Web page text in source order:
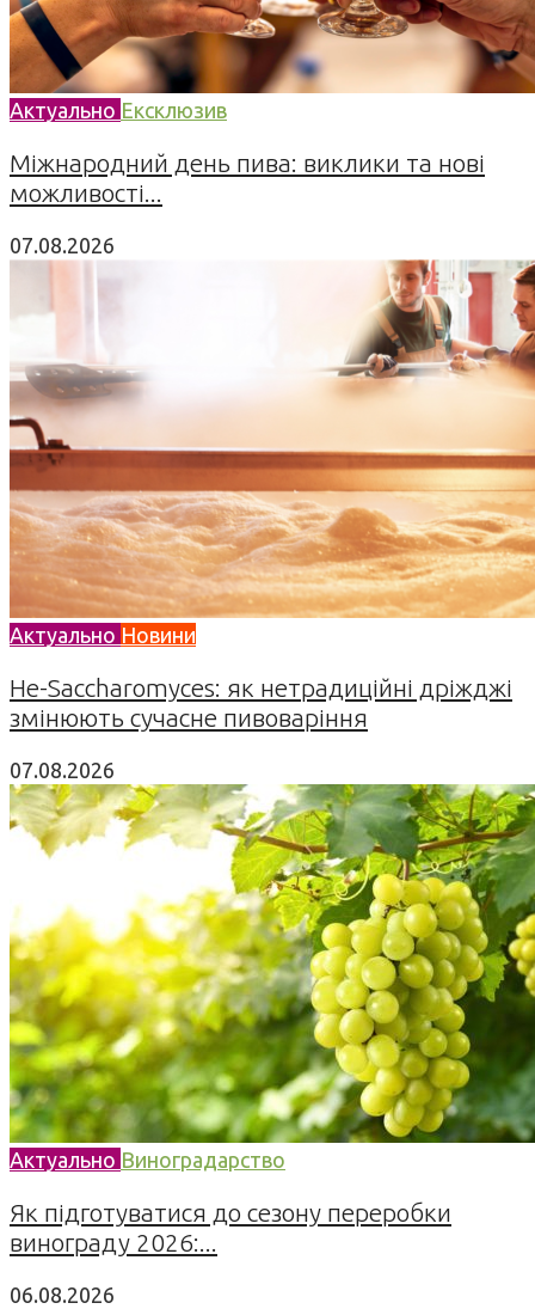
Актуально Ексклюзив
Міжнародний день пива: виклики та нові
можливості...
07.08.2026
Актуально Новини
Не-Saccharomyces: як нетрадиційні дріжджі
змінюють сучасне пивоваріння
07.08.2026
Актуально Виноградарство
Як підготуватися до сезону переробки
винограду 2026:...
06.08.2026